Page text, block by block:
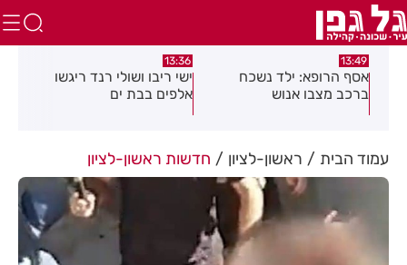
13:36
ישי ריבו ושולי רנד ריגשו
אלפים בבת ים
13:12
2 מנהלות חדשות במערכת
החינוך בחולון
עמוד הבית ראשון-לציון חדשות ראשון-לציון